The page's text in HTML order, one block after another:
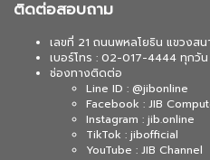
ติดต่อสอบถาม
เลขที่ 21 ถนนพหลโยธิน แขวงส
เบอร์โทร : 02-017-4444 ทุกวั
ช่องทางติดต่อ
Line ID : @jibonline
Facebook : JIB
Instagram : jib.online
TikTok : jibofficial
YouTube : JIB Channel